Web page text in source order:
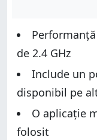
de 2.4 GHz
Include un
disponibil pe
O aplicație
folosit